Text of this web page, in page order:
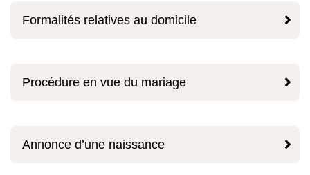

Formalités relatives au domicile

Procédure en vue du mariage

Annonce d’une naissance